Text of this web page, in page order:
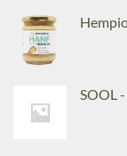
SOOL